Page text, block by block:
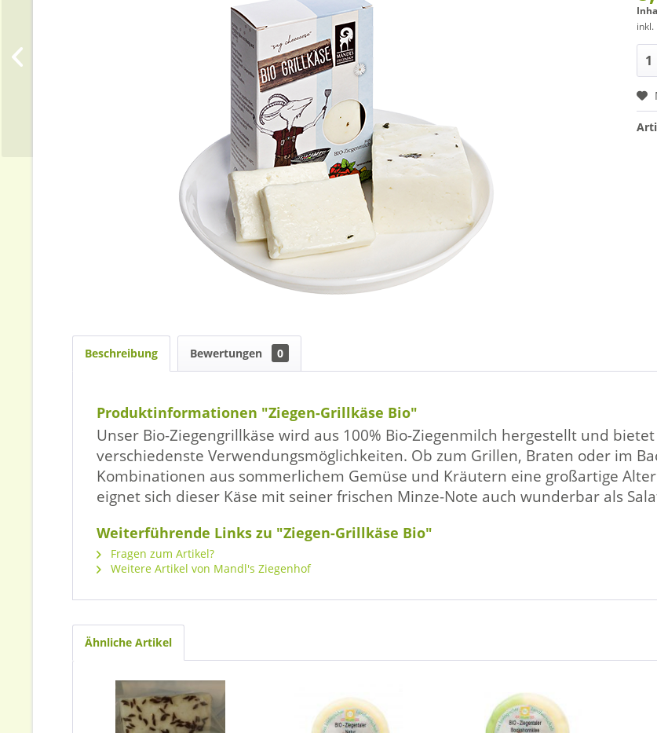
Beschreibung Bewertungen 0
Produktinformationen "Ziegen-Grillkäse Bio"
Unser Bio-Ziegengrillkäse wird aus 100% Bio-Ziegenmilch hergestellt und
verschiedenste Verwendungsmöglichkeiten. Ob zum Grillen, Braten oder im
Kombinationen aus sommerlichem Gemüse und Kräutern eine großartige
eignet sich dieser Käse mit seiner frischen Minze-Note auch wunderbar als
Weiterführende Links zu "Ziegen-Grillkäse Bio"
Fragen zum Artikel?
Weitere Artikel von Mandl's Ziegenhof
Ähnliche Artikel